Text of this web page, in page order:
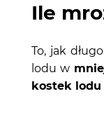
Ile
To, jak
lodu w
kostek lodu